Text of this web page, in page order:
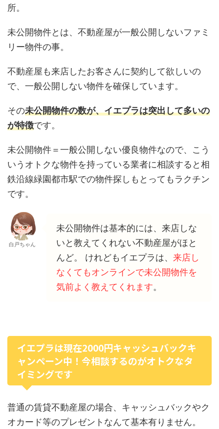
所。
未公開物件とは、不動産屋が一般公開しないファミ
リー物件の事。
不動産屋も来店したお客さんに契約して欲しいの
で、一般公開しない物件を確保しています。
その未公開物件の数が、イエプラは突出して多いの
が特徴です。
未公開物件＝一般公開しない優良物件なので、こう
いうオトクな物件を持っている業者に相談すると相
鉄沿線緑園都市駅での物件探しもとってもラクチン
です。
白戸ちゃん
未公開物件は基本的には、来店しな
いと教えてくれない不動産屋がほと
んど。 けれどもイエプラは、 来店し
なくてもオンラインで未公開物件を
気前よく教えてくれます。
イエプラは現在2000円キャッシュバックキ
ャンペーン中！今相談するのがオトクなタ
イミングです
普通の賃貸不動産屋の場合、キャッシュバックやク
オカード等のプレゼントなんて基本有りません。